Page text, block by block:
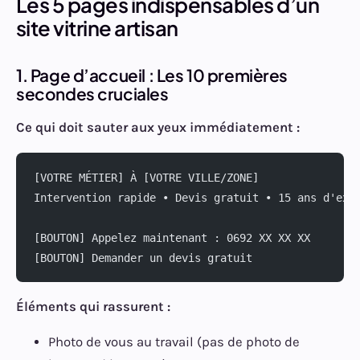
site vitrine artisan
1. Page d’accueil : Les 10 premières
secondes cruciales
Ce qui doit sauter aux yeux immédiatement :
[VOTRE MÉTIER] À [VOTRE VILLE/ZONE]
Intervention rapide • Devis gratuit • 15 ans
[BOUTON] Appelez maintenant : 0692 XX XX XX
[BOUTON] Demander un devis gratuit
Éléments qui rassurent :
Photo de vous au travail (pas de photo de